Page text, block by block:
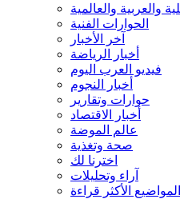
والعربية والعالمية
الحوارات الفنية
آخر الأخبار
أخبار الرياضة
فيديو العرب اليوم
أخبار النجوم
حوارات وتقارير
أخبار الاقتصاد
عالم الموضة
صحة وتغذية
اخترنا لك
آراء وتحليلات
المواضيع الأكثر قراءة